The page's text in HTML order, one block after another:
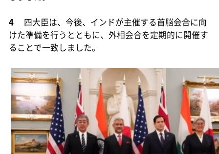
4
四大臣は、今後、インドが主催する首脳会合に向
けた準備を行うとともに、外相会合を定期的に開催す
ることで一致しました。